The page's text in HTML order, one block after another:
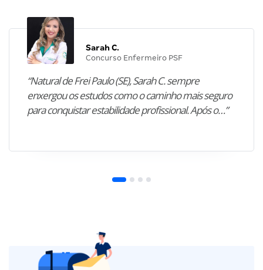
Sarah C.
Concurso Enfermeiro PSF
“Natural de Frei Paulo (SE), Sarah C. sempre
enxergou os estudos como o caminho mais seguro
para conquistar estabilidade profissional. Após o…”